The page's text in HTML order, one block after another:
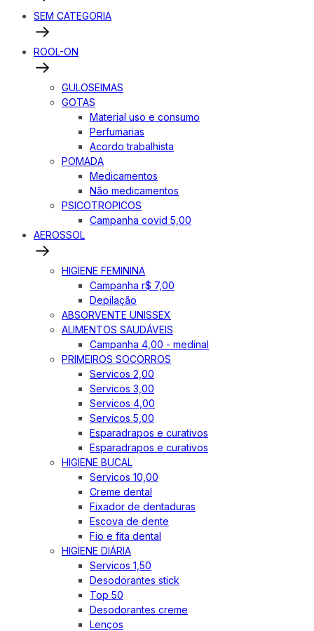
SEM CATEGORIA
ROOL-ON
GULOSEIMAS
GOTAS
Material uso e consumo
Perfumarias
Acordo trabalhista
POMADA
Medicamentos
Não medicamentos
PSICOTROPICOS
Campanha covid 5,00
AEROSSOL
HIGIENE FEMININA
Campanha r$ 7,00
Depilação
ABSORVENTE UNISSEX
ALIMENTOS SAUDÁVEIS
Campanha 4,00 - medinal
PRIMEIROS SOCORROS
Servicos 2,00
Servicos 3,00
Servicos 4,00
Servicos 5,00
Esparadrapos e curativos
Esparadrapos e curativos
HIGIENE BUCAL
Servicos 10,00
Creme dental
Fixador de dentaduras
Escova de dente
Fio e fita dental
HIGIENE DIÁRIA
Servicos 1,50
Desodorantes stick
Top 50
Desodorantes creme
Lenços